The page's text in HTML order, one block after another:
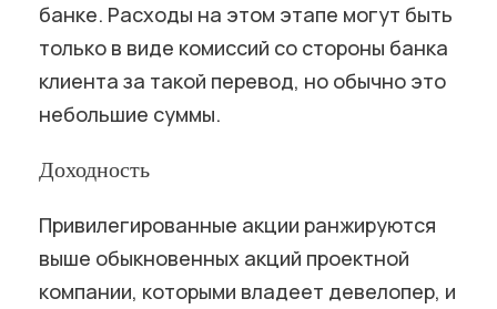
банке. Расходы на этом этапе могут быть
только в виде комиссий со стороны банка
клиента за такой перевод, но обычно это
небольшие суммы.
Доходность
Привилегированные акции ранжируются
выше обыкновенных акций проектной
компании, которыми владеет девелопер, и